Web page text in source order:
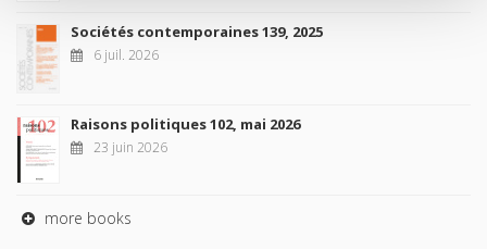
Sociétés contemporaines 139, 2025
6 juil. 2026
Raisons politiques 102, mai 2026
23 juin 2026
more books